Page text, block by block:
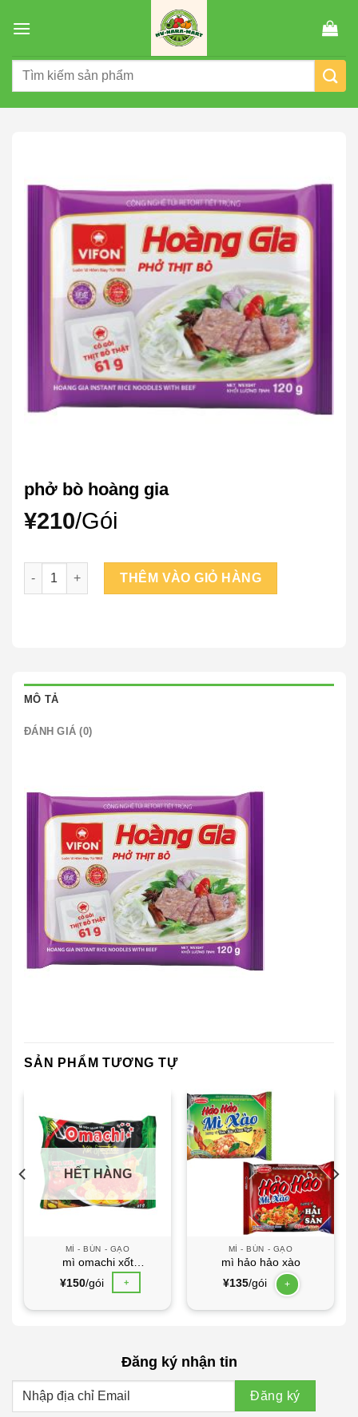
đến
dung
Tìm
phở bò hoàng gia
¥210/Gói
phở bò hoàng gia số lượng
THÊM VÀO GIỎ HÀNG
MÔ TẢ
ĐÁNH GIÁ (0)
SẢN PHẨM TƯƠNG TỰ
HẾT HÀNG
MÌ - BÚN - GẠO
mì omachi xốt
SPAGHETI
¥150/gói +
MÌ - BÚN - GẠO
mì hảo hảo xào
¥135/gói +
Đăng ký nhận tin